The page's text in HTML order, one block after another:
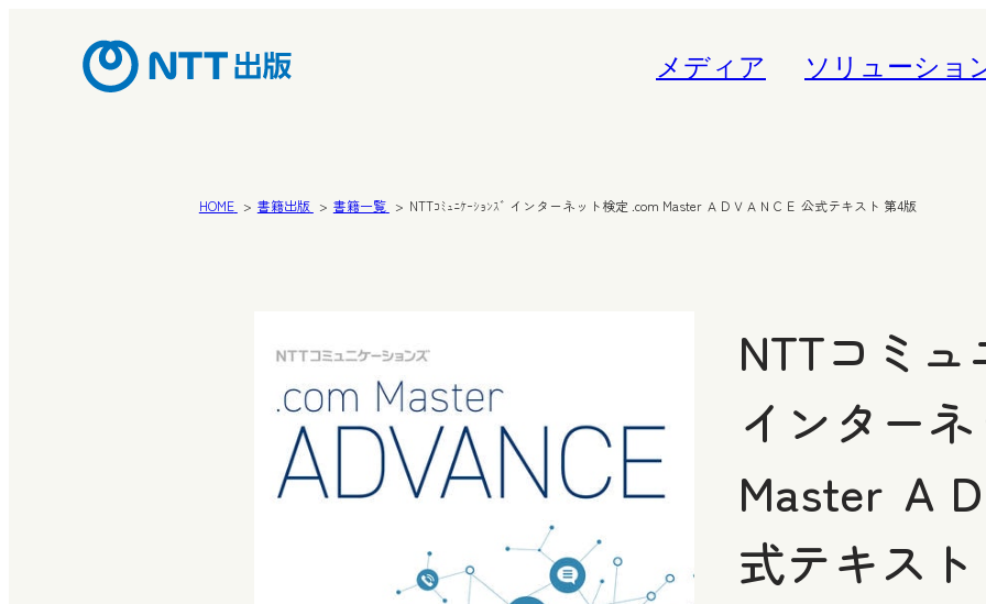
メディア ソリューショ
HOME 書籍出版 書籍一覧 NTTｺﾐｭﾆｹｰｼｮﾝｽﾞ インターネット検定 .com Master ＡＤＶＡＮＣＥ 公式テキスト 第4版
NTTコミ
インター
Master Ａ
式テキス